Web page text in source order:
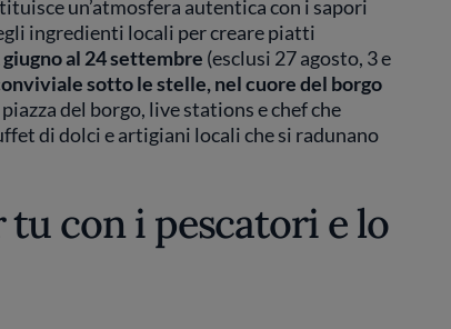
un’atmosfera autentica con i sapori
ingredienti locali per creare piatti
giugno al 24 settembre (esclusi 27 agosto, 3 e
sotto le stelle, nel cuore del borgo
del borgo, live stations e chef che
di dolci e artigiani locali che si radunano
con i pescatori e lo